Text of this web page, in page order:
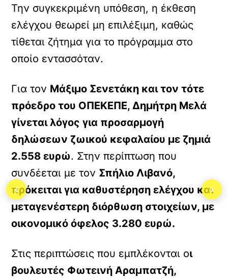
Την συγκεκριμένη υπόθεση, η έκθεση
ελέγχου θεωρεί μη επιλέξιμη, καθώς
τίθεται ζήτημα για το πρόγραμμα στο
οποίο εντασσόταν.
Για τον Μάξιμο Σενετάκη και τον τότε
πρόεδρο του ΟΠΕΚΕΠΕ, Δημήτρη Μελά
γίνεται λόγος για προσαρμογή
δηλώσεων ζωικού κεφαλαίου με ζημιά
2.558 ευρώ. Στην περίπτωση που
συνδέεται με τον Σπήλιο Λιβανό,
πρόκειται για καθυστέρηση ελέγχου και
μεταγενέστερη διόρθωση στοιχείων, με
οικονομικό όφελος 3.280 ευρώ.
Στις περιπτώσεις που εμπλέκονται οι
βουλευτές Φωτεινή Αραμπατζή,
‹ ›